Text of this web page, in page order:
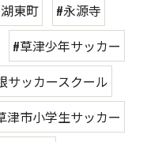
東町
#永源寺
#草津少年サッカー
サッカースクール
津市小学生サッカー